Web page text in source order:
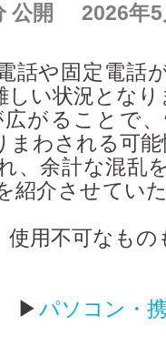
公開 2026年5
話や固定電話
しい状況となり
がることで
まわされる可
、余計な混乱
紹介させてい
用不可なもの
▶パソコン・